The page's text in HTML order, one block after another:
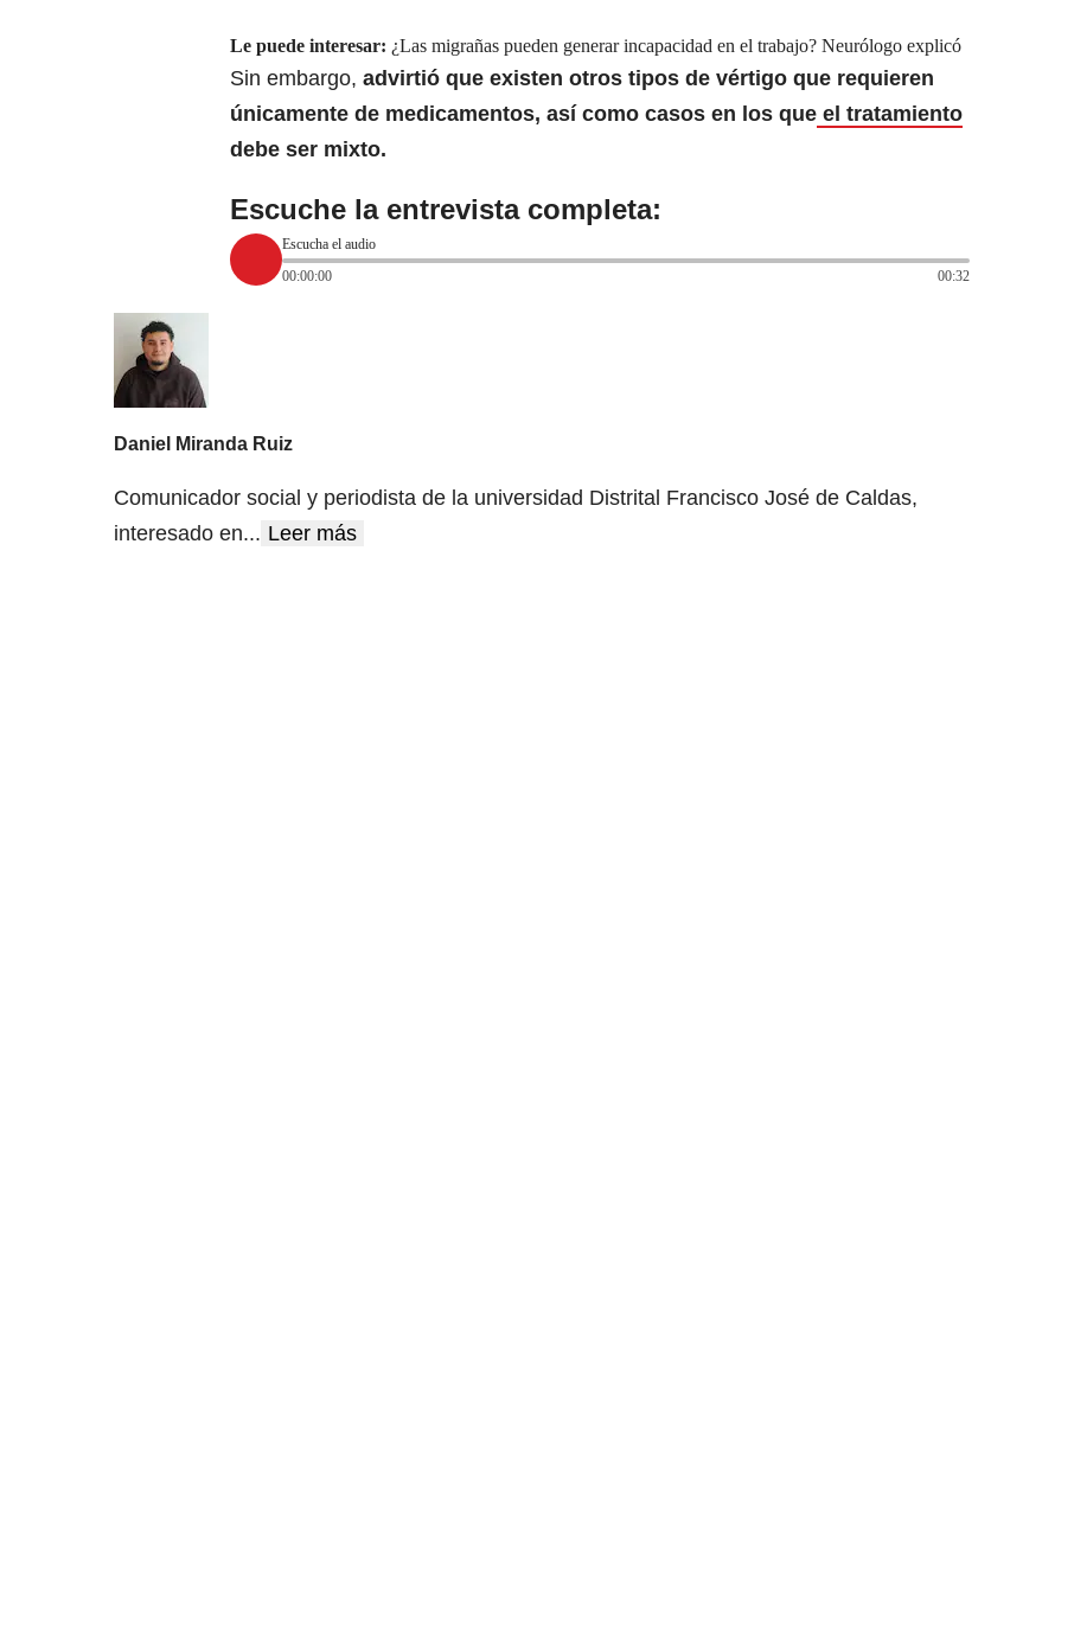
Le puede interesar: ¿Las migrañas pueden generar incapacidad en el trabajo? Neurólogo explicó
Sin embargo, advirtió que existen otros tipos de vértigo que requieren
únicamente de medicamentos, así como casos en los que el tratamiento
debe ser mixto.
Escuche la entrevista completa:
Escucha el audio
00:00:00
00:32
Daniel Miranda Ruiz
Comunicador social y periodista de la universidad Distrital Francisco José de Caldas,
interesado en... Leer más